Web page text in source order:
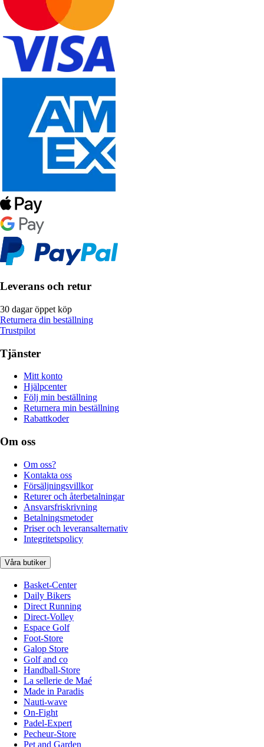
Leverans och retur
30 dagar öppet köp
Returnera din beställning
Trustpilot
Tjänster
Mitt konto
Hjälpcenter
Följ min beställning
Returnera min beställning
Rabattkoder
Om oss
Om oss?
Kontakta oss
Försäljningsvillkor
Returer och återbetalningar
Ansvarsfriskrivning
Betalningsmetoder
Priser och leveransalternativ
Integritetspolicy
Våra butiker
Basket-Center
Daily Bikers
Direct Running
Direct-Volley
Espace Golf
Foot-Store
Galop Store
Golf and co
Handball-Store
La sellerie de Maé
Made in Paradis
Nauti-wave
On-Fight
Padel-Expert
Pecheur-Store
Pet and Garden